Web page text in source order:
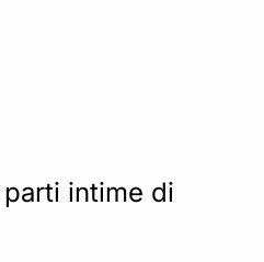
intime di